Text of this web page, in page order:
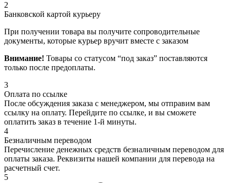
2
Банковской картой курьеру
При получении товара вы получите сопроводительные
документы, которые курьер вручит вместе с заказом
Внимание! Товары со статусом “под заказ” поставляются
только после предоплаты.
3
Оплата по ссылке
После обсуждения заказа с менеджером, мы отправим вам
ссылку на оплату. Перейдите по ссылке, и вы сможете
оплатить заказ в течение 1-й минуты.
4
Безналичным переводом
Перечисление денежных средств безналичным переводом для
оплаты заказа. Реквизиты нашей компании для перевода на
расчетный счет.
5